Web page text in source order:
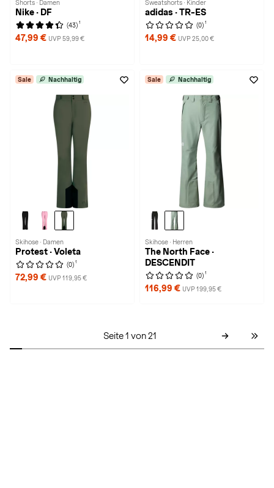
Shorts · Damen
Nike · DF
(43) 1
47,99 € UVP 59,99 €
Sweatshorts · Kinder
adidas · TR-ES
(0) 1
14,99 € UVP 25,00 €
Sale Nachhaltig
Skihose · Damen
Protest · Voleta
(0) 1
72,99 € UVP 119,95 €
Sale Nachhaltig
Skihose · Herren
The North Face ·
DESCENDIT
(0) 1
116,99 € UVP 199,95 €
Seite 1 von 21